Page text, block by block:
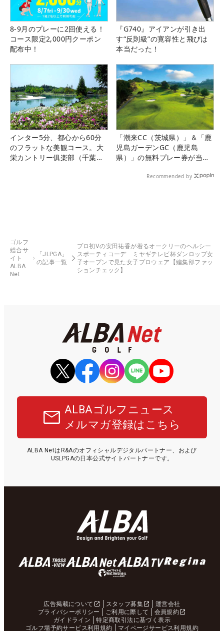
8-9月のプレーに2回使える！
コース限定2,000円クーポン
配布中！
『G740』アイアンが引き出
す“反則級”の寛容性と飛びは
本当だった！
インター5分、都心から60分
のフラットな美観コース。大
栄カントリー俱楽部（千葉
「潮来CC（茨城県）」＆「鹿
児島ガーデンGC（鹿児島
県）」の無料プレー券が当た
Recommended by
ゴルフ
総合サ
イト
ALBA
Net
「JLPGA」
の記事一覧
プロ初Vの安田祐香が着るオークリーのヘルシー
スポーティコーデ ミヤギテレビ杯ダンロップ女
子オープンで見た女子プロウェア【編集部ファッ
ションチェック】
ALBAゴルフニュース
メルマガ登録はこちら
ALBA NetはR&Aのオフィシャルデジタルパートナー、および
USLPGAの日本公式サイトパートナーです。
広告掲載について スタッフ募集
運営会社
プライバシーポリシー
ご利用に際して
会員規約
ガイドライン
特定商取引法に基づく表示
ゴルフ場予約サービス利用規約
マイページサービス利用規約